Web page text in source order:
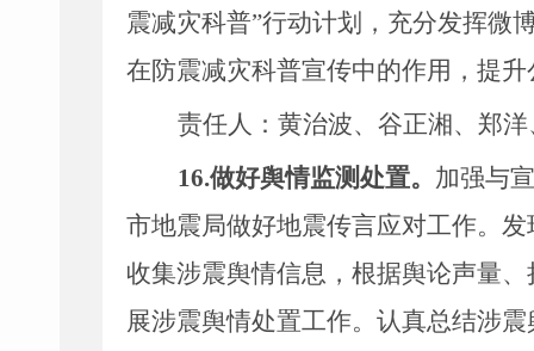
震减灾科普”行动计划，充分发挥微
在防震减灾科普宣传中的作用，提
责任人：黄治波、谷正湘、 郑洋
16.做好舆情监测处置。 加强与
市地震局做好地震传言应对工作。
收集涉震舆情信息，根据舆论声量
展涉震舆情处置工作。认真总结涉